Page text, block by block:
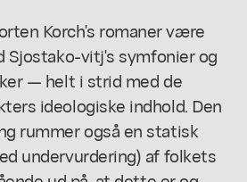
Korch's romaner være
Sjostako-vitj's symfonier og
— helt i strid med de
ideologiske indhold. Den
rummer også en statisk
undervurdering) af folkets